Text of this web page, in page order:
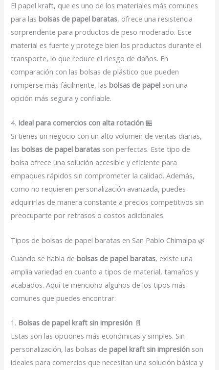
El papel kraft, que es uno de los materiales más comunes
para lasbolsas de papel baratas, ofrece una resistencia
sorprendente para productos de peso moderado. Este
material es fuerte y protege bien los productos durante el
transporte, lo que reduce el riesgo de daños. En
comparación con las bolsas de plástico que pueden
romperse más fácilmente, lasbolsas de papel son una
opción más segura y confiable.
4. Ideal para comercios con alta rotación 🏪
Si tienes un negocio con un alto volumen de ventas diarias,
lasbolsas de papel baratas son perfectas. Este tipo de
bolsa ofrece una solución accesible y eficiente para
empaques rápidos sin comprometer la calidad. Además,
como no requieren personalización avanzada, puedes
adquirirlas de manera constante a precios competitivos sin
preocuparte por retrasos o costos adicionales.
Tipos de bolsas de papel baratas en San Pablo Chimalpa 🌿
Cuando se habla debolsas de papel baratas, existe una
amplia variedad en cuanto a tipos de material, tamaños y
acabados. Aquí te menciono algunos de los tipos más
comunes que puedes encontrar:
1. Bolsas de papel kraft sin impresión 📄
Estas son las opciones más económicas y simples. Sin
personalización, las bolsas depapel kraft sin impresión son
ideales para comercios que necesitan una solución básica y